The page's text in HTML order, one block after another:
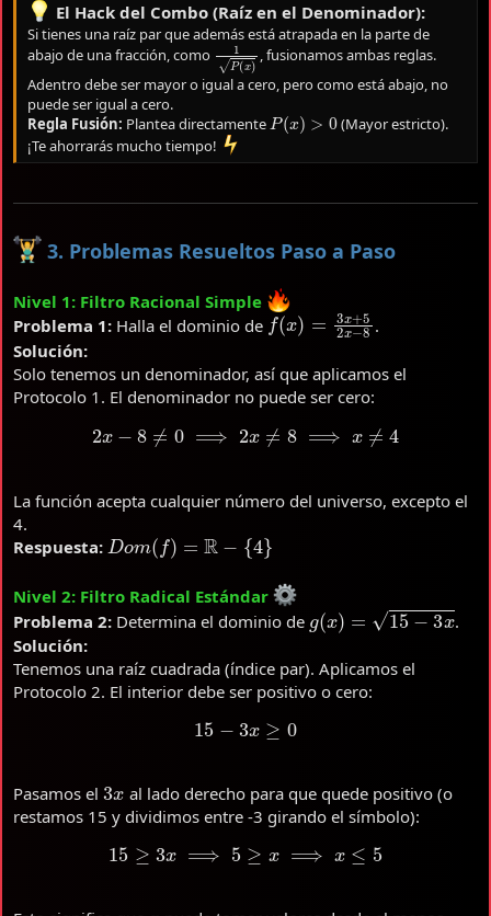
El Hack del Combo (Raíz en el Denominador):
Si tienes una raíz par que además está atrapada en la parte de
abajo de una fracción, como1P(x) , fusionamos ambas reglas.
Adentro debe ser mayor o igual a cero, pero como está abajo, no
puede ser igual a cero.
Regla Fusión: Plantea directamente P(x )>
(Mayor estricto).
¡Te ahorrarás mucho tiempo!
3. Problemas Resueltos Paso a Paso
Nivel 1: Filtro Racional Simple
Problema 1: Halla el dominio de f(x = +52 x .
Solución:
Solo tenemos un denominador, así que aplicamos el
Protocolo 1. El denominador no puede ser cero:
2x −8 ≠0⟹2x ≠8 ⟹x≠4
La función acepta cualquier número del universo, excepto el
4.
Respuesta: Do ( )= −{4
Nivel 2: Filtro Radical Estándar
Problema 2: Determina el dominio de ( ) −3x
.
Solución:
Tenemos una raíz cuadrada (índice par). Aplicamos el
Protocolo 2. El interior debe ser positivo o cero:
15− 3x ≥0
Pasamos el
al lado derecho para que quede positivo (o
restamos 15 y dividimos entre -3 girando el símbolo):
15 ≥3x⟹5≥ x⟹x≤ 5